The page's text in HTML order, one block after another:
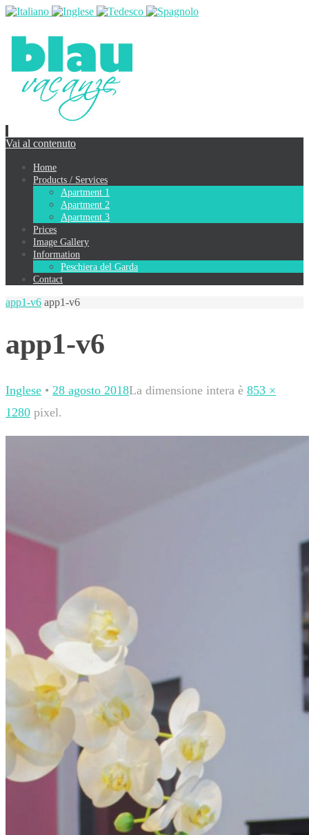
Vai al contenuto
Home
Products / Services
Apartment 1
Apartment 2
Apartment 3
Prices
Image Gallery
Information
Peschiera del Garda
Contact
app1-v6 app1-v6
app1-v6
Inglese • 28 agosto 2018La dimensione intera è 853 ×
1280 pixel.